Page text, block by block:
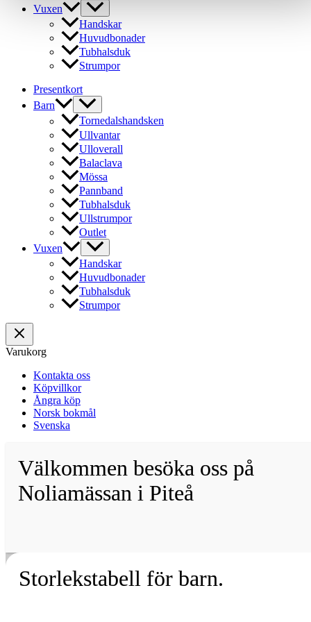
Vuxen
Handskar
Huvudbonader
Tubhalsduk
Strumpor
Presentkort
Barn
Tornedalshandsken
Ullvantar
Ulloverall
Balaclava
Mössa
Pannband
Tubhalsduk
Ullstrumpor
Outlet
Vuxen
Handskar
Huvudbonader
Tubhalsduk
Strumpor
Varukorg
Kontakta oss
Köpvillkor
Ångra köp
Norsk bokmål
Svenska
Välkommen besöka oss på
Noliamässan i Piteå
Storlekstabell för barn.